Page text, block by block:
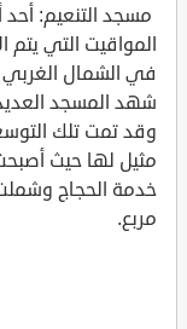
مسجد التنعيم:
المواقيت التي
شهد المسجد
وقد تمت تلك
مثيل لها حيث
خدمة الحجاج
مربع.